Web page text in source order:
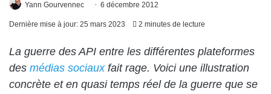
Yann Gourvennec 6 décembre 2012
Dernière mise à jour: 25 mars 2023 2 minutes de lecture
La guerre des API entre les différentes plateformes
des médias sociauxfait rage. Voici une illustration
concrète et en quasi temps réel de la guerre que se